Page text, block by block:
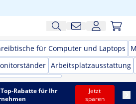
für Computer und Laptops
Arbeitsplatzausstattung
Rabatte für Ihr
Jetzt
sparen